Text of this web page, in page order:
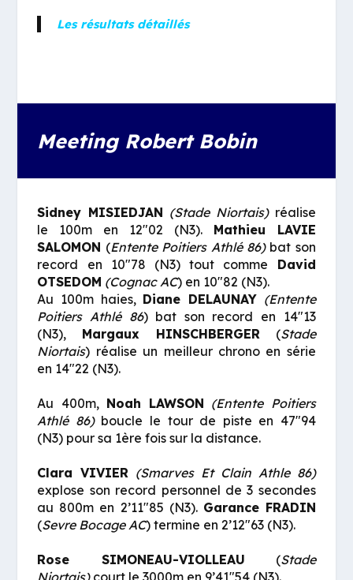
Les résultats détaillés
Meeting Robert Bobin
Sidney MISIEDJAN (Stade Niortais)réalise
le 100m en 12″02 (N3). Mathieu LAVIE
SALOMON (Entente Poitiers Athlé 86)bat son
record en 10″78 (N3) tout comme David
OTSEDOM (Cognac AC) en 10″82 (N3).
Au 100m haies, Diane DELAUNAY (Entente
Poitiers Athlé 86) bat son record en 14″13
(N3), Margaux HINSCHBERGER (Stade
Niortais) réalise un meilleur chrono en série
en 14″22 (N3).
Au 400m, Noah LAWSON (Entente Poitiers
Athlé 86)boucle le tour de piste en 47″94
(N3) pour sa 1ère fois sur la distance.
Clara VIVIER (Smarves Et Clain Athle 86)
explose son record personnel de 3 secondes
au 800m en 2’11″85 (N3). Garance FRADIN
(Sevre Bocage AC) termine en 2’12″63 (N3).
Rose SIMONEAU-VIOLLEAU (Stade
Niortais)court le 3000m en 9’41″54 (N3).